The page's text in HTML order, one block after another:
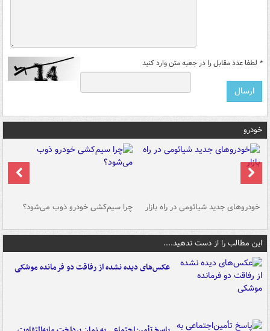
* لطفا عدد مقابل را در جعبه متن وارد کنید
خودرو
خودروهای جدید شیائومی در راه بازار چرا سیم‌کشی خودرو ذوب می‌شود؟
این مطالب را از دست ندهید....
عکس‌های دیده نشده از رفاقت دو فرمانده‌ موشکی